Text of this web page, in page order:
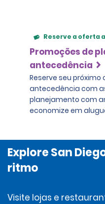
Reserve a oferta
Promoções de
antecedência
Reserve seu
antecedência com
planejamento com
economize em
Explore San
ritmo
Visite lojas e